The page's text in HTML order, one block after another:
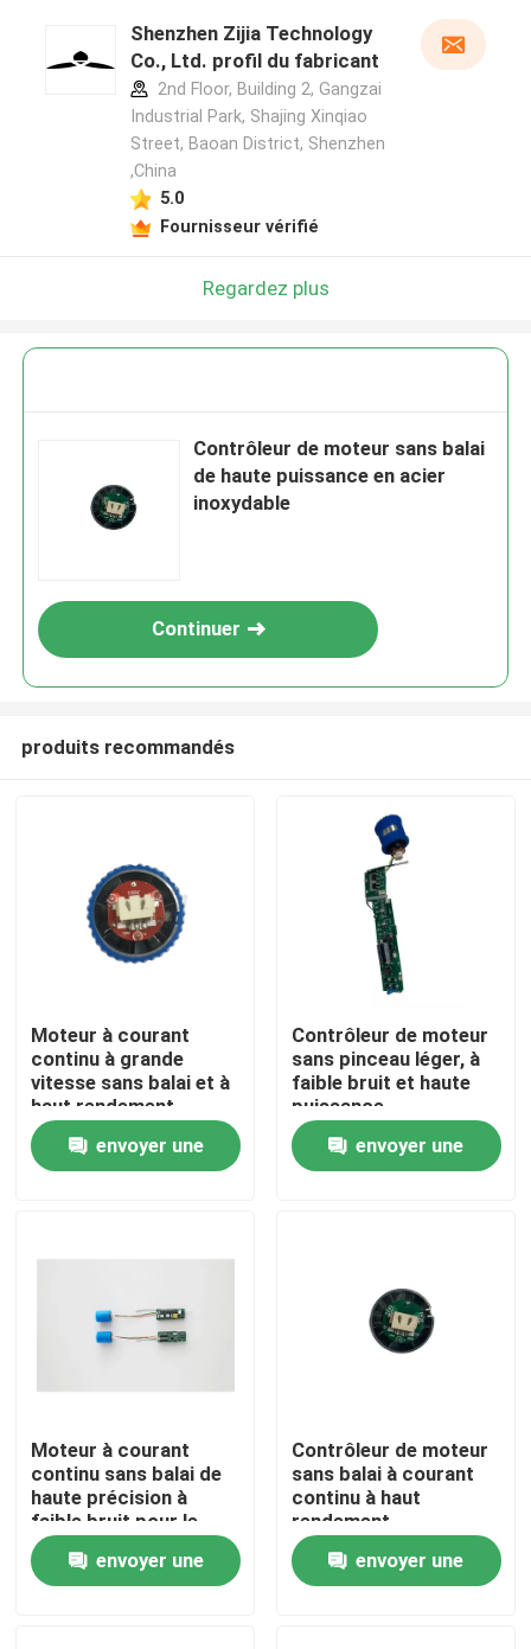
Maison
Produits
Shenzhen Zijia Technology
Co., Ltd. profil du fabricant
2nd Floor, Building 2, Gangzai
Industrial Park, Shajing Xinqiao
Street, Baoan District, Shenzhen
,China
5.0
Fournisseur vérifié
Regardez plus
Contrôleur de moteur sans balai
de haute puissance en acier
inoxydable
Continuer
produits recommandés
Moteur à courant
continu à grande
vitesse sans balai et à
haut rendement
envoyer une
Contrôleur de moteur
sans pinceau léger, à
faible bruit et haute
puissance
envoyer une
Moteur à courant
continu sans balai de
haute précision à
faible bruit pour le
contrôle
envoyer une
Contrôleur de moteur
sans balai à courant
continu à haut
rendement
envoyer une